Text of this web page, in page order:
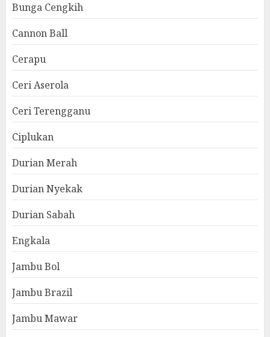
Bunga Cengkih
Cannon Ball
Cerapu
Ceri Aserola
Ceri Terengganu
Ciplukan
Durian Merah
Durian Nyekak
Durian Sabah
Engkala
Jambu Bol
Jambu Brazil
Jambu Mawar